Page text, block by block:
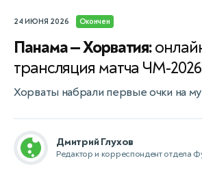
24 ИЮНЯ 2026 Окончен
Панама — Хорватия:
трансляция матча ЧМ-2026
Хорваты набрали первые очки на
Дмитрий Глухов
Редактор и корреспондент отдела